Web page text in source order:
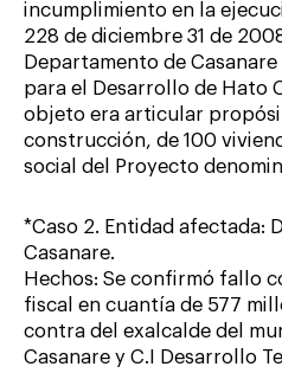
incumplimiento en la
228 de diciembre 31 de
Departamento de
para el Desarrollo de Hato
objeto era articular
construcción, de 100
social del Proyecto
*Caso 2. Entidad afectada:
Casanare.
Hechos: Se confirmó fallo
fiscal en cuantía de 577
contra del exalcalde del
Casanare y C.I Desarrollo